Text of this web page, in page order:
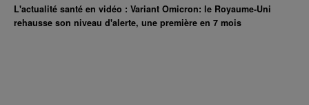
L'actualité santé en vidéo : Variant Omicron: le Royaume-Uni
rehausse son niveau d'alerte, une première en 7 mois